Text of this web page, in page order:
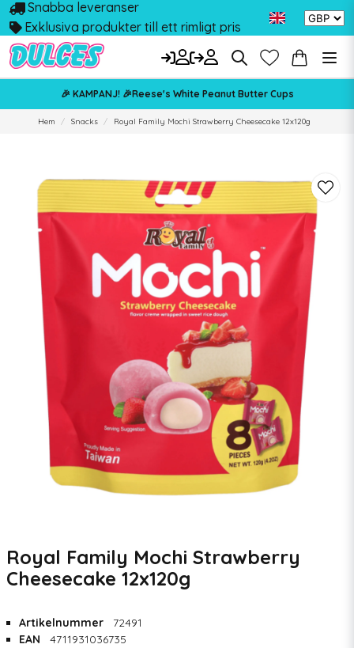
Snabba leveranser
Exklusiva produkter till ett rimligt pris
🎉 KAMPANJ! 🎉Reese's White Peanut Butter Cups
Hem Snacks Royal Family Mochi Strawberry Cheesecake 12x120g
Royal Family Mochi Strawberry
Cheesecake 12x120g
Artikelnummer
72491
EAN
4711931036735